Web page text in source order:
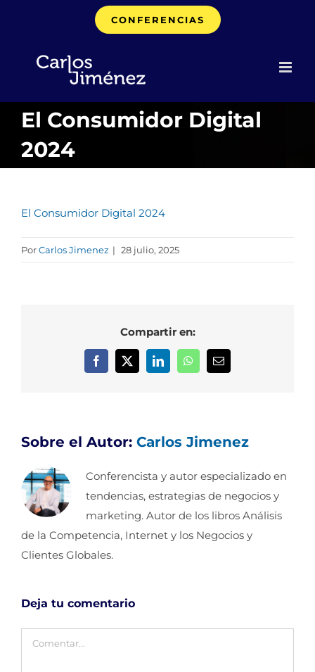
CONFERENCIAS
El Consumidor Digital
2024
El Consumidor Digital 2024
PorCarlos Jimenez | 28 julio, 2025
Compartir en:
Facebook
X LinkedInWhatsAppCorreo
Sobre el Autor: Carlos Jimenez
Conferencista y autor especializado en
tendencias, estrategias de negocios y
marketing. Autor de los libros Análisis
de la Competencia, Internet y los Negocios y
Clientes Globales.
Deja tu comentario
Comentar